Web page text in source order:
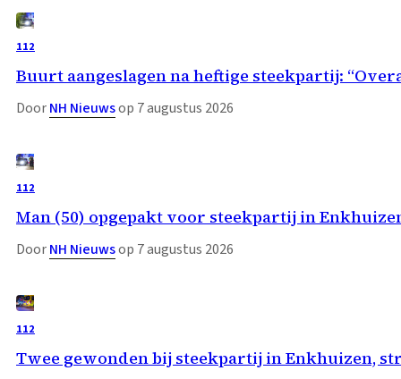
112
Buurt aangeslagen na heftige steekpartij:
DoorNH Nieuwsop 7 augustus 2026
112
Man (50) opgepakt voor steekpartij in
DoorNH Nieuwsop 7 augustus 2026
112
Twee gewonden bij steekpartij in Enkhuizen,